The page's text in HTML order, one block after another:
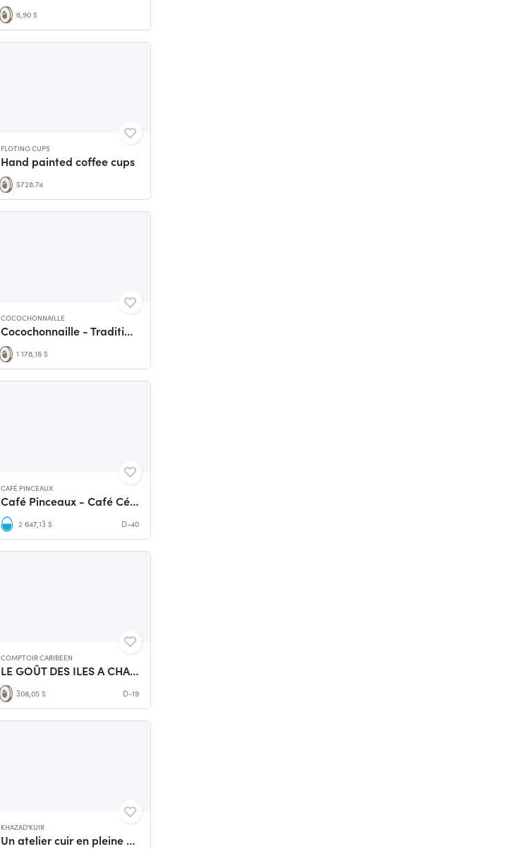
6,90 $
FLOTINO CUPS
Hand painted coffee cups
$728.74
COCOCHONNAILLE
Cocochonnaille - Traditional charcuterie
1 178,16 $
CAFÉ PINCEAUX
Café Pinceaux - Café Céramique à Roanne
2 647,13 $ D-40
COMPTOIR CARIBEEN
LE GOÛT DES ILES A CHAQUE BOUCHÉE
308,05 $ D-19
KHAZAD'KUIR
Un atelier cuir en pleine évolution